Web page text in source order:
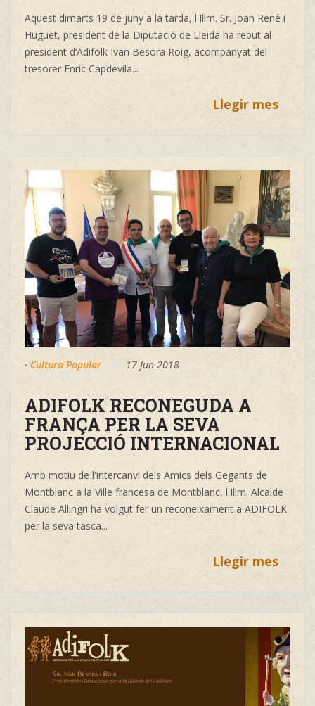
Aquest dimarts 19 de juny a la tarda, l'Il·lm. Sr. Joan Reñé i
Huguet, president de la Diputació de Lleida ha rebut al
president d’Adifolk Ivan Besora Roig, acompanyat del
tresorer Enric Capdevila...
Llegir mes
· Cultura Popular 17 Jun 2018
ADIFOLK RECONEGUDA A
FRANÇA PER LA SEVA
PROJECCIÓ INTERNACIONAL
Amb motiu de l'intercanvi dels Amics dels Gegants de
Montblanc a la Ville francesa de Montblanc, l'Il·lm. Alcalde
Claude Allingri ha volgut fer un reconeixament a ADIFOLK
per la seva tasca...
Llegir mes